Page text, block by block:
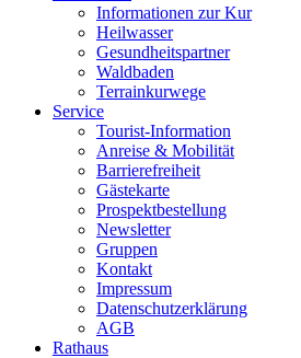
Informationen zur Kur
Heilwasser
Gesundheitspartner
Waldbaden
Terrainkurwege
Service
Tourist-Information
Anreise & Mobilität
Barrierefreiheit
Gästekarte
Prospektbestellung
Newsletter
Gruppen
Kontakt
Impressum
Datenschutzerklärung
AGB
Rathaus